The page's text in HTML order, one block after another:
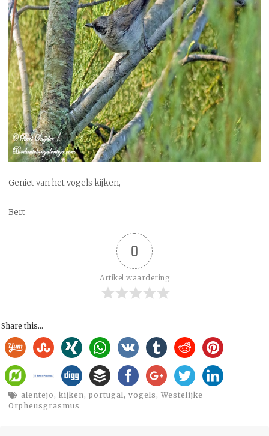
Geniet van het vogels kijken,
Bert
0
Artikel waardering
Share this...
alentejo , kijken, portugal, vogels , Westelijke
Orpheusgrasmus